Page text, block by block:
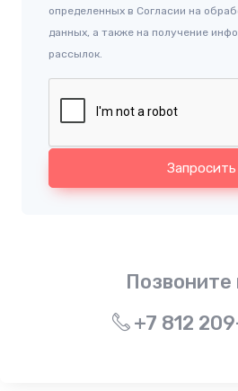
определенных в Согласии на
данных, а также на получение
рассылок.
Запросить
Позвоните
+7 812